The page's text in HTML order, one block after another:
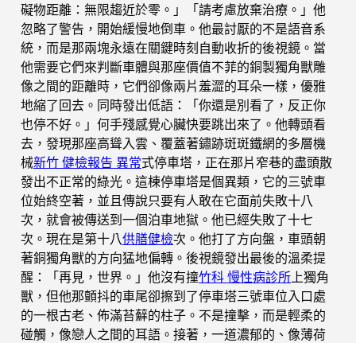
礙物距離：無限趨近於零。」「請考慮放棄治療。」他
忽略了警告，開始緩慢地倒車。他最討厭的不是語音系
統，而是那兩塊永遠在關鍵時刻自動收折的後視鏡。當
他需要它們來判斷車體與那座價值不菲的銅製獨角獸雕
像之間的距離時，它們卻像兩片羞澀的耳朵一樣，優雅
地縮了回去。同時發出低語：「你還是別看了，反正你
也停不好。」何手殘感覺心臟快要跳出來了。他轉頭看
去，發現那座高聳入雲、覆蓋著鏽跡斑斑鐵網的多層機
械新竹 健檢報告 異常式停車塔，正在那片窄巷的盡頭散
發出不正常的綠光。這棟停車塔是個異類，它的三號車
位始終空著，並且傳說只要有人敢在它面前失敗十八
次，就會被傳送到一個泊車地獄。他已經失敗了十七
次。現在是第十八供膳健檢次。他打了方向盤，車頭朝
著銅獨角獸的方向猛地偏轉。後視鏡發出最後的溫柔提
醒：「再見，世界。」他沒有撞竹科 慢性病診所 上獨角
獸，但他那顫抖的車尾卻擦到了停車塔三號車位入口處
的一根古老、佈滿苔蘚的柱子。不是撞擊，而是輕柔的
碰觸，像戀人之間的耳語。接著，一道濃郁的、像薄荷